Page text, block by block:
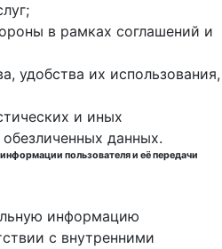
в рамках соглашений и
удобства их использования,
и иных
данных.
пользователя и её передачи
информацию
с внутренними